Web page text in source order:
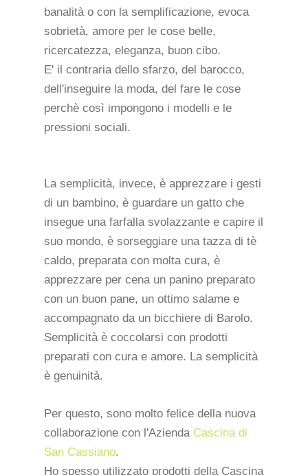
banalità o con la semplificazione, evoca
sobrietà, amore per le cose belle,
ricercatezza, eleganza, buon cibo.
E' il contraria dello sfarzo, del barocco,
dell'inseguire la moda, del fare le cose
perchè così impongono i modelli e le
pressioni sociali.
La semplicità, invece, è apprezzare i gesti
di un bambino, è guardare un gatto che
insegue una farfalla svolazzante e capire il
suo mondo, è sorseggiare una tazza di tè
caldo, preparata con molta cura, è
apprezzare per cena un panino preparato
con un buon pane, un ottimo salame e
accompagnato da un bicchiere di Barolo.
Semplicità è coccolarsi con prodotti
preparati con cura e amore. La semplicità
è genuinità.
Per questo, sono molto felice della nuova
collaborazione con l'AziendaCascina di
San Cassiano.
Ho spesso utilizzato prodotti della Cascina